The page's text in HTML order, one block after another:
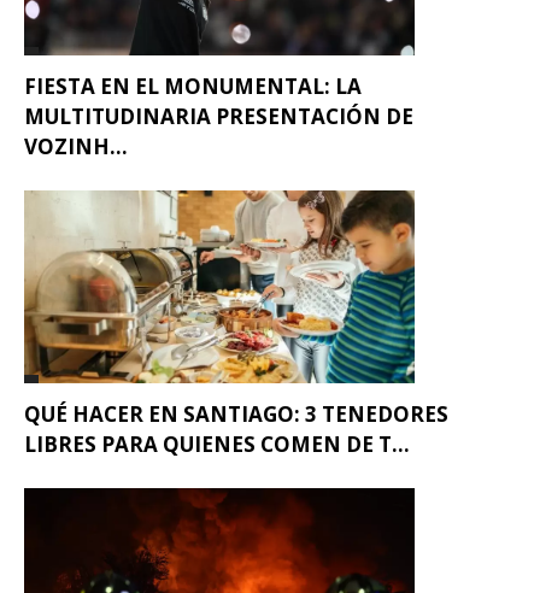
FIESTA EN EL MONUMENTAL: LA
MULTITUDINARIA PRESENTACIÓN DE
VOZINH...
QUÉ HACER EN SANTIAGO: 3 TENEDORES
LIBRES PARA QUIENES COMEN DE T...